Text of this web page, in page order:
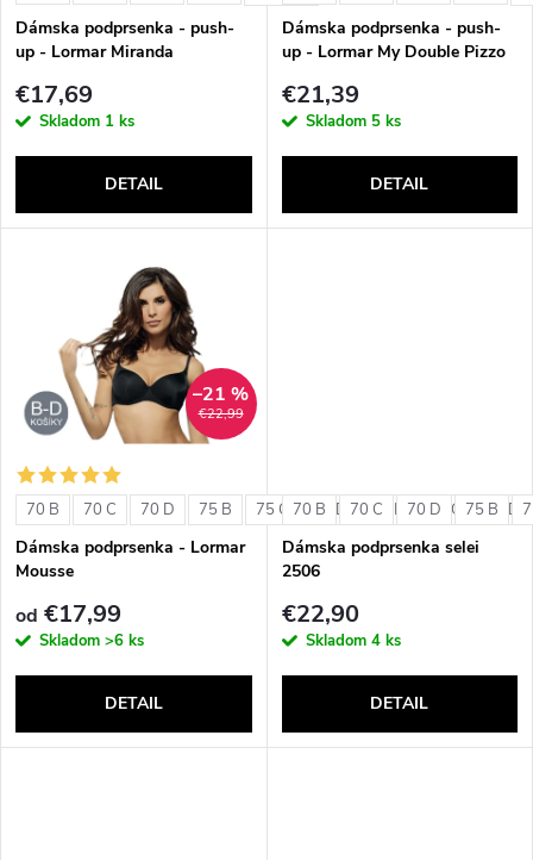
p
r
d
t
o
v
p
r
o
d
t
o
v
Dámska podprsenka - push-
up - Lormar Miranda
€17,69
Skladom 1 ks
DETAIL
Dámska podprsenka - push-
up - Lormar My Double Pizzo
€21,39
Skladom 5 ks
DETAIL
€22,99
–21 %
70 B 70 C 70 D 75 B 75 C 75 D 80 B 80 C 80 D
Dámska podprsenka - Lormar
Mousse
od €17,99
Skladom >6 ks
DETAIL
70 B 70 C 70 D 75 B
Dámska podprsenka selei
2506
€22,90
Skladom 4 ks
DETAIL